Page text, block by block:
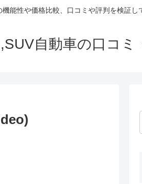
能性や価格比較、口コミや評判を検証し
自動車の口コミ